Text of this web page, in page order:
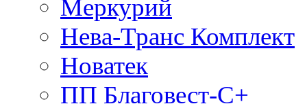
Меркурий
Нева-Транс Комплект
Новатек
ПП Благовест-С+